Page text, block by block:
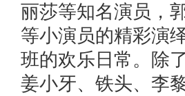
丽莎等知名演员，
等小演员的精彩演
班的欢乐日常。除
姜小牙、铁头、李